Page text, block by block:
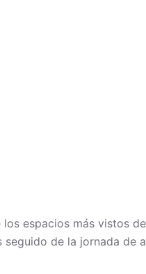
espacios más vistos
de la jornada de